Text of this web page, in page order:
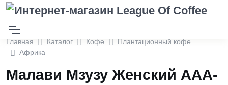
Главная Каталог Кофе
Плантационный кофе
Африка
Малави Мзузу Женский ААА-